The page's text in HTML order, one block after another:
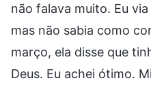
não falava muito. Eu
mas não sabia como
março, ela disse que
Deus. Eu achei ótimo.